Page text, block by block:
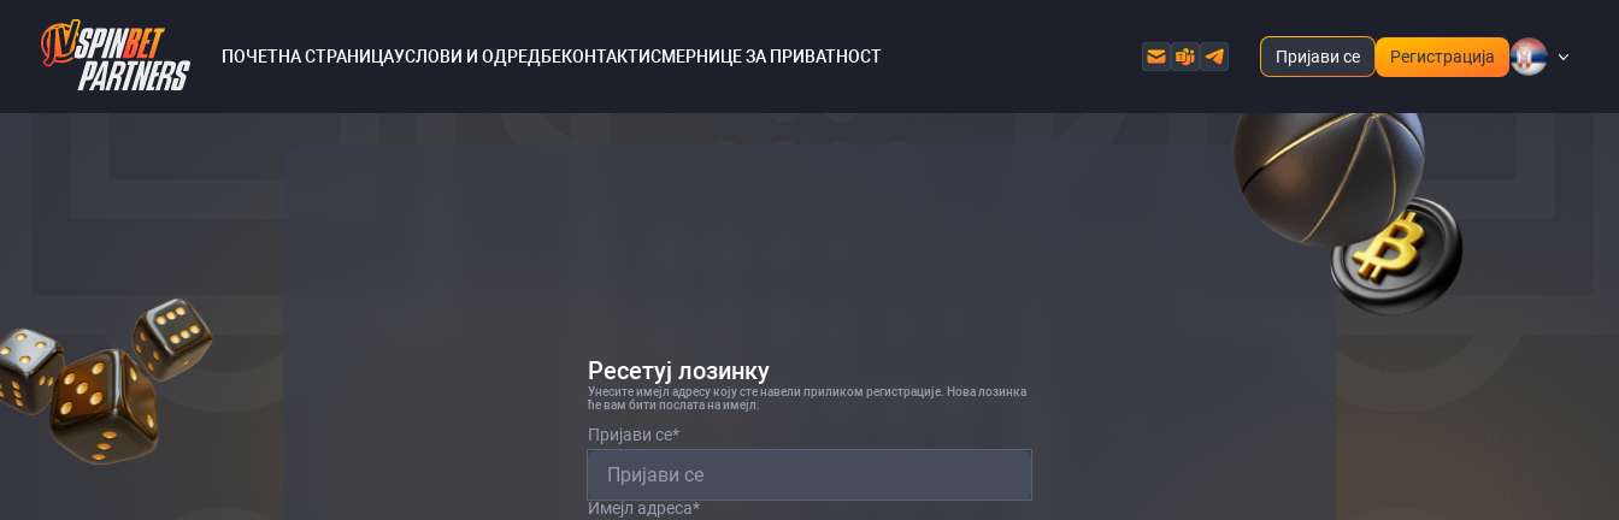
ПОЧЕТНА СТРАНИЦАУСЛОВИ И ОДРЕДБЕКОНТАКТИСМЕРНИЦЕ ЗА ПРИВАТНОСТ Пријави се Регистрација
Ресетуј лозинку
Унесите имејл адресу коју сте навели приликом регистрације. Нова лозинка
ће вам бити послата на имејл.
Пријави се*
Имејл адреса*